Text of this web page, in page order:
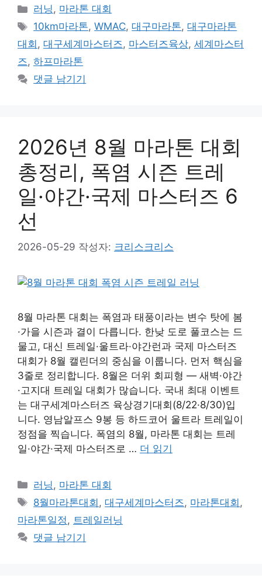
카
테
리
러닝, 마라톤 대회
태
그
10km마라톤,WMAC,대구마라톤,대구마라톤
대회 , 대구세계마스터즈, 마스터즈육상, 세계마스터
즈, 하프마라톤
댓글 남기기
2026년 8월 마라톤 대회
총정리, 폭염 시즌 트레
일·야간·국제 마스터즈 6
선
2026-05-29 작성자: 크리스크리스
8월 마라톤 대회는 폭염과 태풍이라는 변수 탓에 봄
·가을 시즌과 결이 다릅니다. 한낮 도로 풀코스는 드
물고, 대신 트레일·울트라·야간런과 국제 마스터즈
대회가 8월 캘린더의 중심을 이룹니다. 먼저 핵심을
3줄로 정리합니다. 8월은 더위 회피형 — 새벽·야간
·고지대 트레일 대회가 많습니다. 국내 최대 이벤트
는 대구세계마스터즈 육상경기대회(8/22·8/30)입
니다. 영남알프스 9봉 등 하드코어 울트라 트레일이
정점을 찍습니다. 폭염의 8월, 마라톤 대회는 트레
일·야간·국제 마스터즈로 … 더 읽기
카
테
리
러닝 , 마라톤 대회
태
그
8월마라톤대회 ,대구세계마스터즈 , 마라톤대회 ,
마라톤일정 , 트레일러닝
댓글 남기기